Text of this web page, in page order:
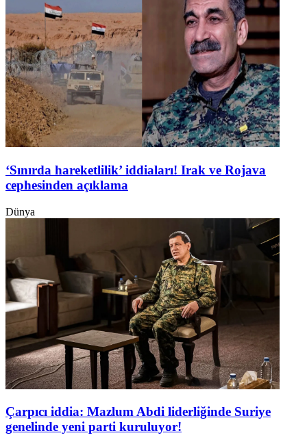
‘Sınırda hareketlilik’ iddiaları! Irak ve Rojava
cephesinden açıklama
Dünya
Çarpıcı iddia: Mazlum Abdi liderliğinde Suriye
genelinde yeni parti kuruluyor!